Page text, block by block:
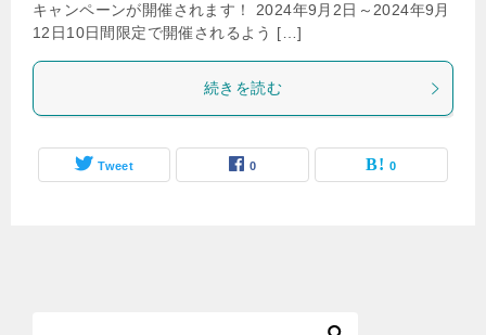
キャンペーンが開催されます！ 2024年9月2日～2024年9月
12日10日間限定で開催されるよう […]
続きを読む
Tweet 0 0